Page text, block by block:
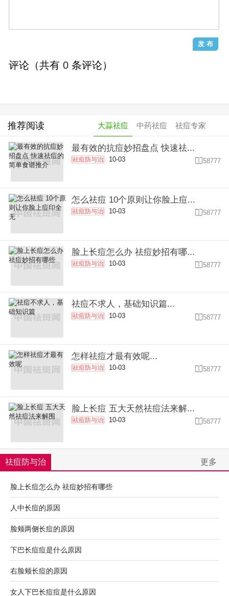
评论（共有 0 条评论）
推荐阅读 大蒜祛痘 中药祛痘 祛痘专家
最有效的抗痘妙招盘点 快速祛...
祛痘防与治 10-03 58777
怎么祛痘 10个原则让你脸上痘...
祛痘防与治 10-03 58777
脸上长痘怎么办 祛痘妙招有哪...
祛痘防与治 10-03 58777
祛痘不求人，基础知识篇...
祛痘防与治 10-03 58777
怎样祛痘才最有效呢...
祛痘防与治 10-03 58777
脸上长痘 五大天然祛痘法来解...
祛痘防与治 10-03 58777
祛痘防与治 更多
脸上长痘怎么办 祛痘妙招有哪些
人中长痘的原因
脸颊两侧长痘的原因
下巴长痘痘是什么原因
右脸颊长痘的原因
女人下巴长痘痘是什么原因